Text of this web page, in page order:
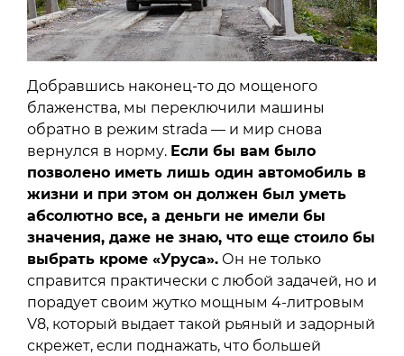
Добравшись наконец-то до мощеного
блаженства, мы переключили машины
обратно в режим strada — и мир снова
вернулся в норму. Если бы вам было
позволено иметь лишь один автомобиль в
жизни и при этом он должен был уметь
абсолютно все, а деньги не имели бы
значения, даже не знаю, что еще стоило бы
выбрать кроме «Уруса». Он не только
справится практически с любой задачей, но и
порадует своим жутко мощным 4-литровым
V8, который выдает такой рьяный и задорный
скрежет, если поднажать, что большей